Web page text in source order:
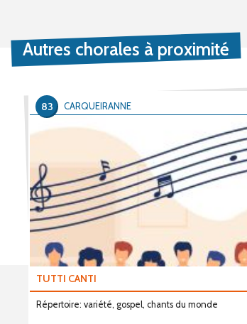
Autres chorales à proximité
TUTTI CANTI
Répertoire: variété, gospel, chants du monde
CARQUEIRANNE
83